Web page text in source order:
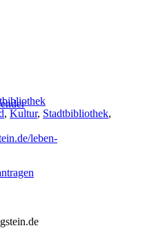
, Kultur, Stadtbibliothek,
leben-